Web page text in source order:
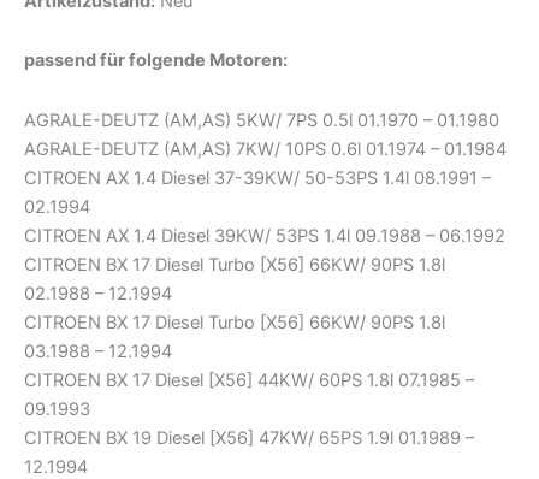
passend für folgende Motoren:
AGRALE-DEUTZ (AM,AS) 5KW/ 7PS 0.5l 01.1970 – 01.1980
AGRALE-DEUTZ (AM,AS) 7KW/ 10PS 0.6l 01.1974 – 01.1984
CITROEN AX 1.4 Diesel 37-39KW/ 50-53PS 1.4l 08.1991 –
02.1994
CITROEN AX 1.4 Diesel 39KW/ 53PS 1.4l 09.1988 – 06.1992
CITROEN BX 17 Diesel Turbo [X56] 66KW/ 90PS 1.8l
02.1988 – 12.1994
CITROEN BX 17 Diesel Turbo [X56] 66KW/ 90PS 1.8l
03.1988 – 12.1994
CITROEN BX 17 Diesel [X56] 44KW/ 60PS 1.8l 07.1985 –
09.1993
CITROEN BX 19 Diesel [X56] 47KW/ 65PS 1.9l 01.1989 –
12.1994